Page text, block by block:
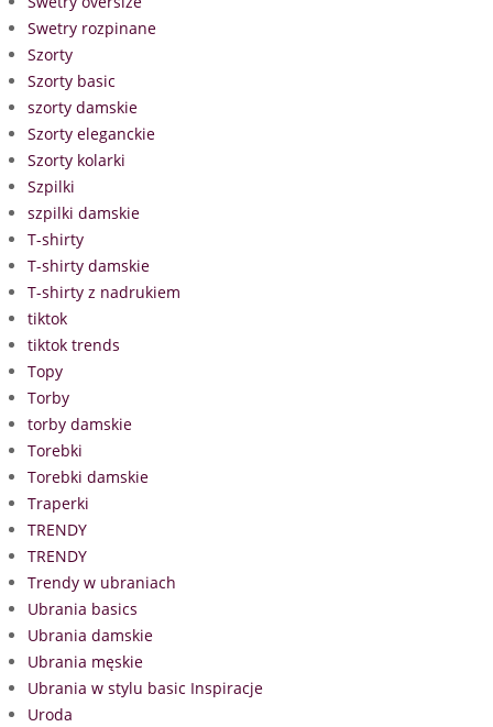
Swetry rozpinane
Szorty
Szorty basic
szorty damskie
Szorty eleganckie
Szorty kolarki
Szpilki
szpilki damskie
T-shirty
T-shirty damskie
T-shirty z nadrukiem
tiktok
tiktok trends
Topy
Torby
torby damskie
Torebki
Torebki damskie
Traperki
TRENDY
TRENDY
Trendy w ubraniach
Ubrania basics
Ubrania damskie
Ubrania męskie
Ubrania w stylu basic Inspiracje
Uroda